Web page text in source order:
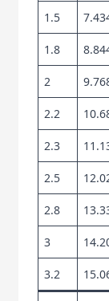
1.5
1.8
2
2.2
2.3
2.5
2.8
3
3.2